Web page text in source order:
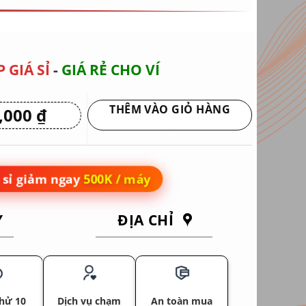
GIÁ SỈ- GIÁ RẺ CHO VÍ
₫Giá
tại
4,950,000 ₫.
THÊM VÀO GIỎ HÀNG
giảm ngay500K / máy
ĐỊA CHỈ
10
Dịch vụ chạm
An toàn mua